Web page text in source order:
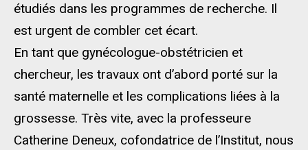
étudiés dans les programmes de recherche. Il
est urgent de combler cet écart.
En tant que gynécologue-obstétricien et
chercheur, les travaux ont d’abord porté sur la
santé maternelle et les complications liées à la
grossesse. Très vite, avec la professeure
Catherine Deneux, cofondatrice de l’Institut, nous